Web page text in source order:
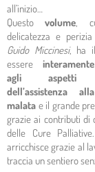
all’inizio…
Questovolume ,
delicatezza e
Guido Miccinesi, ha
essere
agli aspetti
dell’assistenza
malata e il grande
grazie ai contributi di
delle Cure Palliative.
arricchisce grazie al
traccia un sentiero